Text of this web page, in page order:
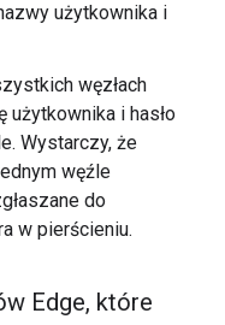
użytkownika i
węzłach
użytkownika i hasło
Wystarczy, że
węźle
do
w pierścieniu.
Edge, które